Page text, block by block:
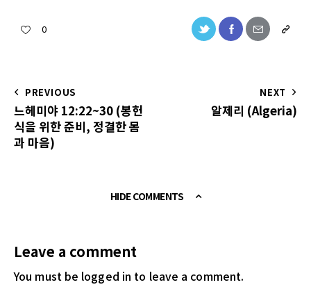
0
PREVIOUS
느헤미야 12:22~30 (봉헌
식을 위한 준비, 정결한 몸
과 마음)
NEXT
알제리 (Algeria)
HIDE COMMENTS
Leave a comment
You must be logged in to leave a comment.